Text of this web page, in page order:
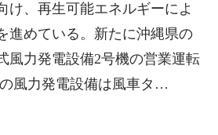
け、再生可能エネルギーによ
進めている。新たに沖縄県の
風力発電設備2号機の営業運転
風力発電設備は風車タ…